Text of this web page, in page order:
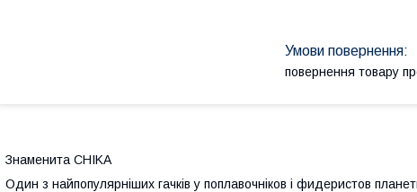
повернення товару
Знаменита CHIKA
Один з найпопулярніших гачків у поплавочніков і фидеристов